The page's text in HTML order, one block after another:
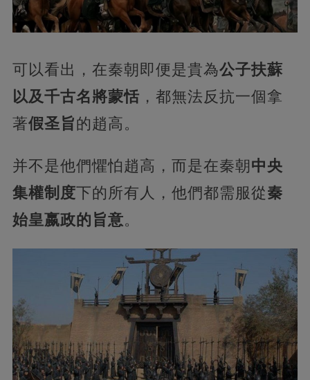
可以看出，在秦朝即便是貴為公子扶蘇
以及千古名將蒙恬 ，都無法反抗一個拿
著假圣旨的趙高。
并不是他們懼怕趙高，而是在秦朝 中央
集權制度下的所有人，他們都需服從秦
始皇嬴政的旨意。